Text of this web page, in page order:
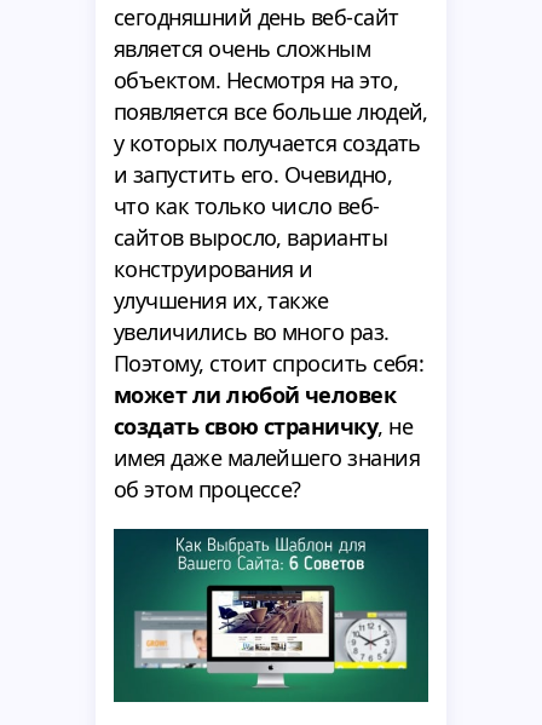
сегодняшний день веб-сайт
является очень сложным
объектом. Несмотря на это,
появляется все больше людей,
у которых получается создать
и запустить его. Очевидно,
что как только число веб-
сайтов выросло, варианты
конструирования и
улучшения их, также
увеличились во много раз.
Поэтому, стоит спросить себя:
может ли любой человек
создать свою страничку, не
имея даже малейшего знания
об этом процессе?